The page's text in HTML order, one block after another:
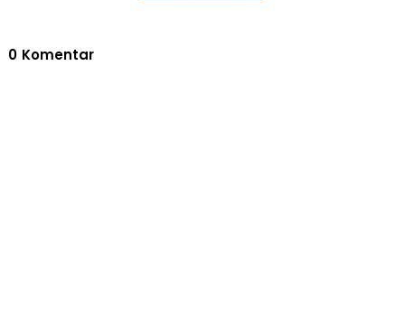
0 Komentar